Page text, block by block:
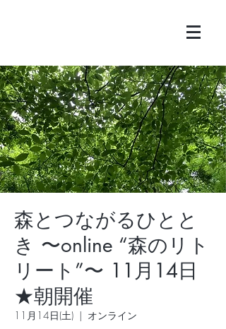
森とつながるひとと
き 〜online “森のリト
リート”〜 11月14日
★朝開催
11月14日(土)
  |
オンライン